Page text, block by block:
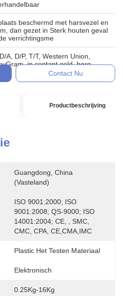
beschermd met harsvezel en
dan gezet in Sterk houten geval
verrichtingsme
A, D/P, T/T, Western Union,
in contant geld, borg
Contact Nu
Productbeschrijving
Guangdong, China
(vasteland)
ISO 9001:2000; ISO
9001:2008; QS-9000; ISO
14001:2004; CE, , SMC,
CMC, CPA, CE,CMA,IMC
Plastic Het Testen Materiaal
Elektronisch
0.25Kg-16Kg